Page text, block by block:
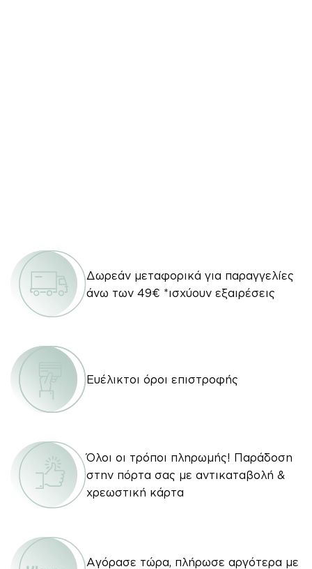
Δωρεάν μεταφορικά για παραγγελίες
άνω των 49€ *ισχύουν εξαιρέσεις
Ευέλικτοι όροι επιστροφής
Όλοι οι τρόποι πληρωμής! Παράδοση
στην πόρτα σας με αντικαταβολή &
χρεωστική κάρτα
Αγόρασε τώρα, πλήρωσε αργότερα με